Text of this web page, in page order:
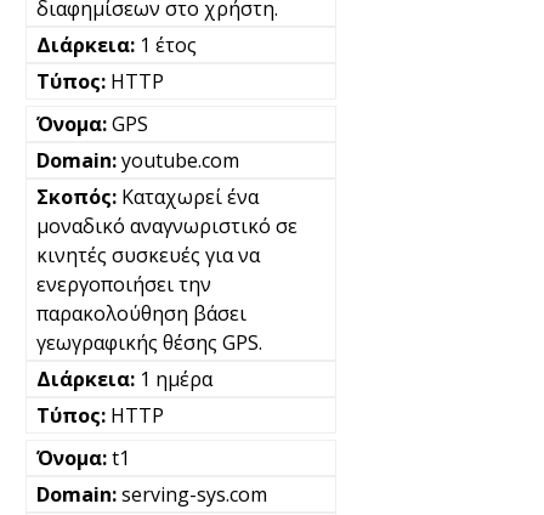
διαφημίσεων στο χρήστη.
1 έτος
HTTP
GPS
youtube.com
Καταχωρεί ένα
μοναδικό αναγνωριστικό σε
κινητές συσκευές για να
ενεργοποιήσει την
παρακολούθηση βάσει
γεωγραφικής θέσης GPS.
1 ημέρα
HTTP
t1
serving-sys.com